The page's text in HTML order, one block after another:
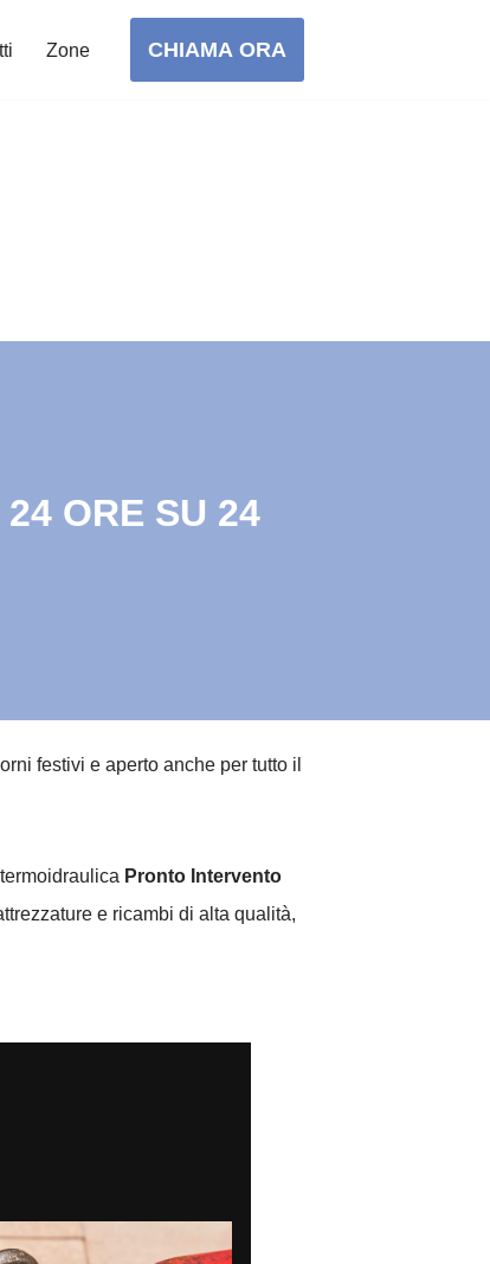
Zone CHIAMA ORA
ORE SU 24
festivi e aperto anche per tutto il
Pronto Intervento
e ricambi di alta qualità,